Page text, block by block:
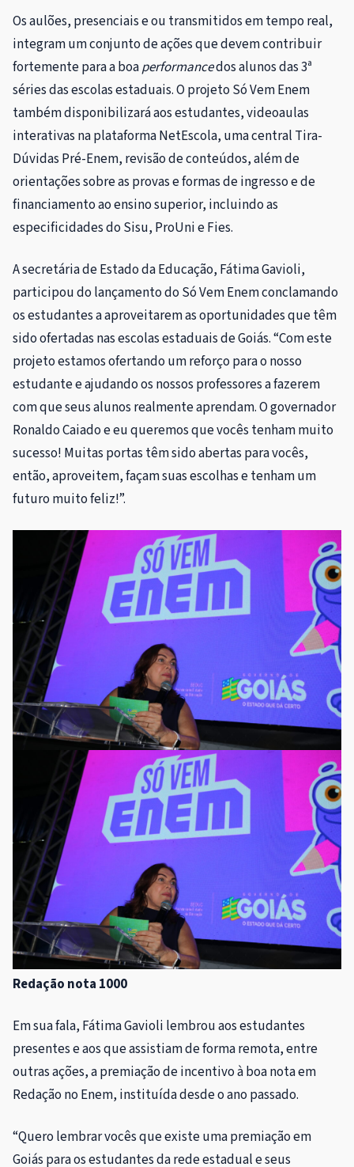
Os aulões, presenciais e ou transmitidos em tempo real,
integram um conjunto de ações que devem contribuir
fortemente para a boaperformancedos alunos das 3ª
séries das escolas estaduais. O projeto Só Vem Enem
também disponibilizará aos estudantes, videoaulas
interativas na plataforma NetEscola, uma central Tira-
Dúvidas Pré-Enem, revisão de conteúdos, além de
orientações sobre as provas e formas de ingresso e de
financiamento ao ensino superior, incluindo as
especificidades do Sisu, ProUni e Fies.
A secretária de Estado da Educação, Fátima Gavioli,
participou do lançamento do Só Vem Enem conclamando
os estudantes a aproveitarem as oportunidades que têm
sido ofertadas nas escolas estaduais de Goiás. “Com este
projeto estamos ofertando um reforço para o nosso
estudante e ajudando os nossos professores a fazerem
com que seus alunos realmente aprendam. O governador
Ronaldo Caiado e eu queremos que vocês tenham muito
sucesso! Muitas portas têm sido abertas para vocês,
então, aproveitem, façam suas escolhas e tenham um
futuro muito feliz!”.
Redação nota 1000
Em sua fala, Fátima Gavioli lembrou aos estudantes
presentes e aos que assistiam de forma remota, entre
outras ações, a premiação de incentivo à boa nota em
Redação no Enem, instituída desde o ano passado.
“Quero lembrar vocês que existe uma premiação em
Goiás para os estudantes da rede estadual e seus